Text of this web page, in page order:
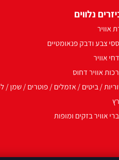
נלווים
אוויר
צבע ודבק פנאומטיים
אוויר
אוויר דחוס
/ ביטים / אזמלים / פוטרים / שמן /
אוויר בזקים ומופות